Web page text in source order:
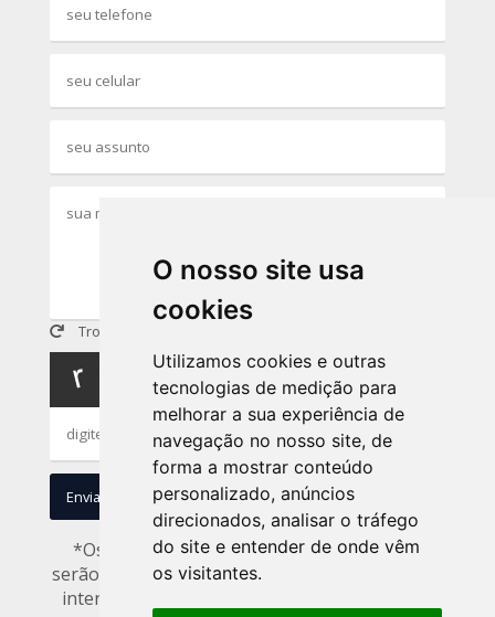
O nosso site usa
cookies
Utilizamos cookies e outras
tecnologias de medição para
melhorar a sua experiência de
navegação no nosso site, de
forma a mostrar conteúdo
personalizado, anúncios
direcionados, analisar o tráfego
do site e entender de onde vêm
os visitantes.
Trocar imagem
Enviar Limpar
*Os dados captados nesse formulário não
serão utilizados por terceiros, apenas para uso
interno de acordo com a LGPD. Ao enviar sua